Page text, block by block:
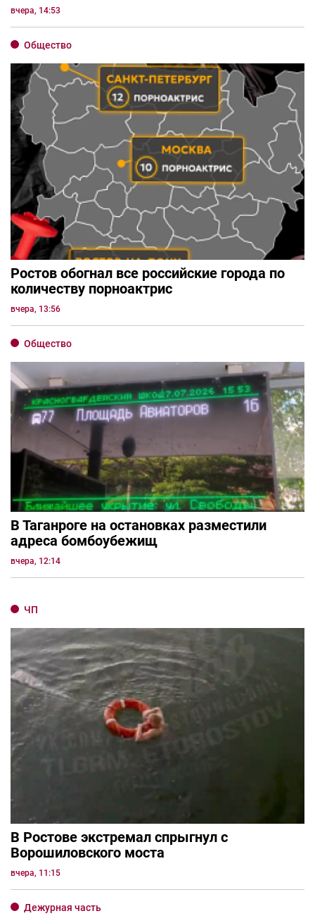
вчера, 14:53
Общество
Ростов обогнал все российские города по
количеству порноактрис
вчера, 13:56
Общество
В Таганроге на остановках разместили
адреса бомбоубежищ
вчера, 12:14
ЧП
В Ростове экстремал спрыгнул с
Ворошиловского моста
вчера, 11:15
Дежурная часть